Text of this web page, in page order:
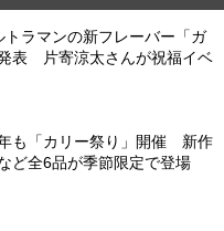
トラマンの新フレーバー「ガ
表 片寄涼太さんが祝福イベ
も「カリー祭り」開催 新作
ど全6品が季節限定で登場